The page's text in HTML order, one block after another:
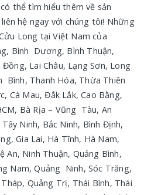
thể tìm hiểu thêm về sản
hệ ngay với chúng tôi! Những
Long tại Việt Nam của
Bình Dương, Bình Thuận,
Lai Châu, Lạng Sơn, Long
Bình, Thanh Hóa, Thừa Thiên
Cà Mau, Đắk Lắk, Cao Bằng,
Bà Rịa – Vũng Tàu, An
Ninh, Bắc Ninh, Bình Định,
Gia Lai, Hà Tĩnh, Hà Nam,
Ninh Thuận, Quảng Bình,
Nam, Quảng Ninh, Sóc Trăng,
Quảng Trị, Thái Bình, Thái